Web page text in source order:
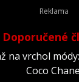
Doporučené
na vrchol
Coco